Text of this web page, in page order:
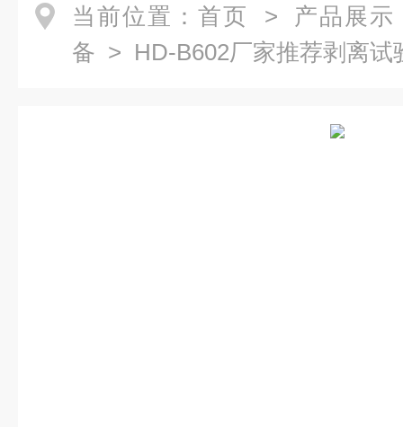
当前位置： 首页 > 产品展示
备 > HD-B602厂家推荐剥离试